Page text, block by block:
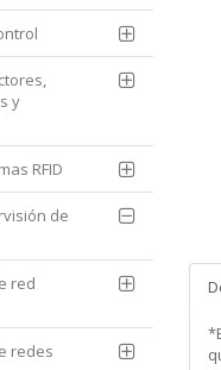
y
RFID
de
red
redes